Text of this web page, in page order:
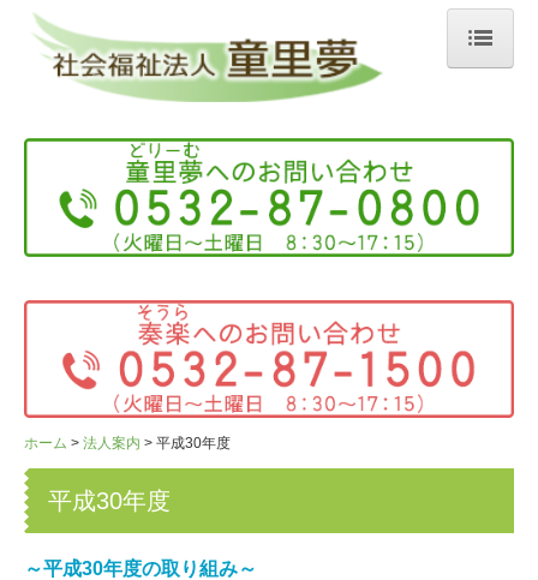
ホーム
法人案内
法人概要
お知らせ
情報開示
公益的取組
多機能型事業所 童里夢
ばくばくぱん
くう
雑貨屋すまいる
ホーム 法人案内 平成30年度
平成30年度
～平成30年度の取り組み～